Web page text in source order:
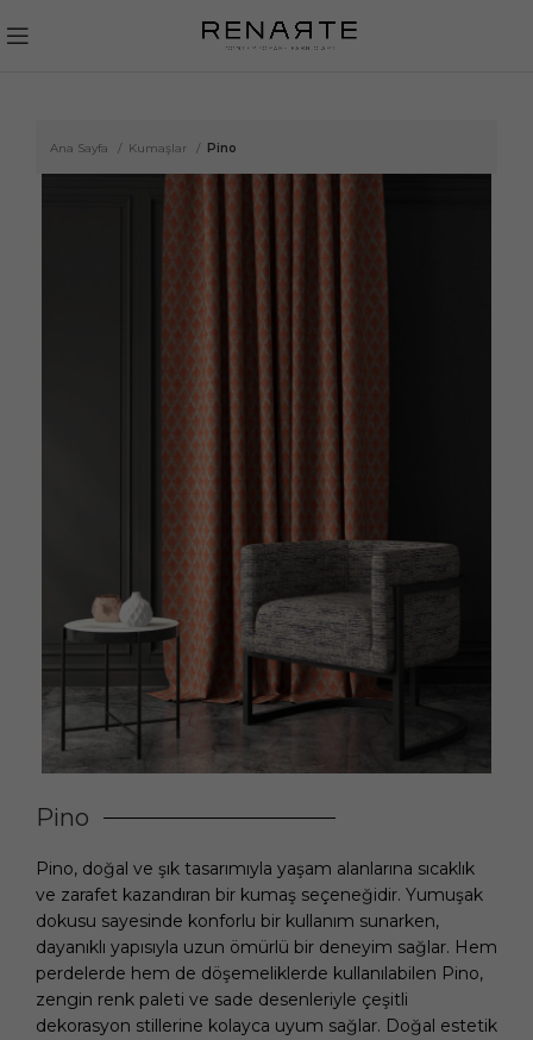
Ana Sayfa Kumaşlar Pino
Pino
Pino, doğal ve şık tasarımıyla yaşam alanlarına sıcaklık
ve zarafet kazandıran bir kumaş seçeneğidir. Yumuşak
dokusu sayesinde konforlu bir kullanım sunarken,
dayanıklı yapısıyla uzun ömürlü bir deneyim sağlar. Hem
perdelerde hem de döşemeliklerde kullanılabilen Pino,
zengin renk paleti ve sade desenleriyle çeşitli
dekorasyon stillerine kolayca uyum sağlar. Doğal estetik